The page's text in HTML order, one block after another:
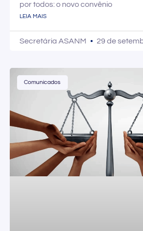
por todos: o novo convênio
LEIA MAIS
Secretária ASANM 29 de
Comunicados